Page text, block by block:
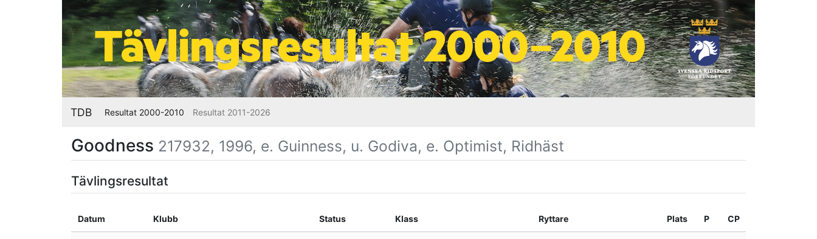
TDB Resultat 2000-2010 Resultat 2011-2026
Goodness 217932, 1996, e. Guinness, u. Godiva, e. Optimist, Ridhäst
Tävlingsresultat
Datum Klubb Status Klass Ryttare Plats P CP